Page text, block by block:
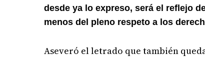
desde ya lo expreso, será el reflejo
menos del pleno respeto a los
Aseveró el letrado que también